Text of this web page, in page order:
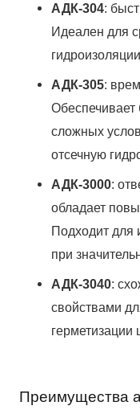
АДК-304:
Идеален для
АДК-305:
сложных
отсечную
АДК-3000:
обладает
Подходит для
при
АДК-3040:
свойствами
герметизации
Преимущества